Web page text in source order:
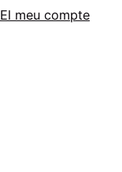
El meu compte